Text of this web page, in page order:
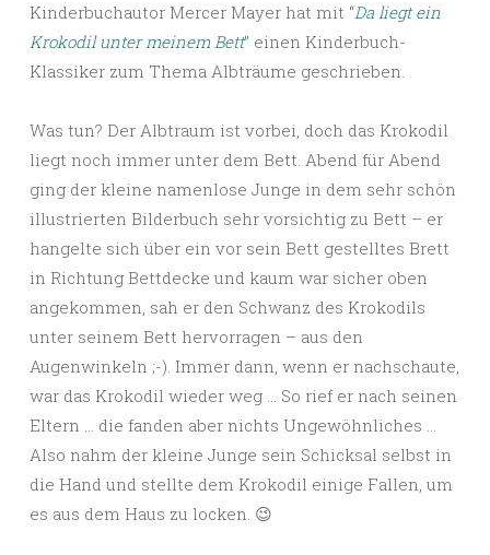
Kinderbuchautor Mercer Mayer hat mit “Da liegt ein
Krokodil unter meinem Bett” einen Kinderbuch-
Klassiker zum Thema Albträume geschrieben.
Was tun? Der Albtraum ist vorbei, doch das Krokodil
liegt noch immer unter dem Bett. Abend für Abend
ging der kleine namenlose Junge in dem sehr schön
illustrierten Bilderbuch sehr vorsichtig zu Bett – er
hangelte sich über ein vor sein Bett gestelltes Brett
in Richtung Bettdecke und kaum war sicher oben
angekommen, sah er den Schwanz des Krokodils
unter seinem Bett hervorragen – aus den
Augenwinkeln ;-). Immer dann, wenn er nachschaute,
war das Krokodil wieder weg … So rief er nach seinen
Eltern … die fanden aber nichts Ungewöhnliches …
Also nahm der kleine Junge sein Schicksal selbst in
die Hand und stellte dem Krokodil einige Fallen, um
es aus dem Haus zu locken. 😉